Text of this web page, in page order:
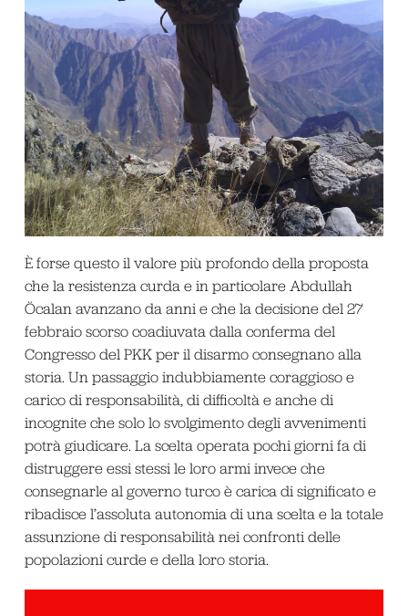
È forse questo il valore più profondo della proposta
che la resistenza curda e in particolare Abdullah
Öcalan avanzano da anni e che la decisione del 27
febbraio scorso coadiuvata dalla conferma del
Congresso del PKK per il disarmo consegnano alla
storia. Un passaggio indubbiamente coraggioso e
carico di responsabilità, di difficoltà e anche di
incognite che solo lo svolgimento degli avvenimenti
potrà giudicare. La scelta operata pochi giorni fa di
distruggere essi stessi le loro armi invece che
consegnarle al governo turco è carica di significato e
ribadisce l’assoluta autonomia di una scelta e la totale
assunzione di responsabilità nei confronti delle
popolazioni curde e della loro storia.